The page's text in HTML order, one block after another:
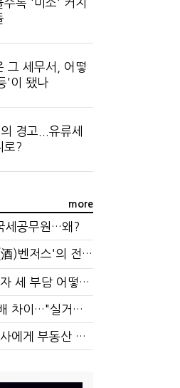
수록 '미소' 커지
그 세무서, 어떻
'이 됐나
경고...유류세
로?
more
세공무원…왜?
막걸리를 하이볼처럼?…'주(酒)벤저스'의 전통주 즐기는 법
10년 실거주도 불안…1주택자 세 부담 어떻게 달라질까
1주택자도 양도세 최대 6.3배 차이…"실거주 요건 강화하자"
"어떤 건물을 팔까요"…세무사에게 부동산 고민을 털어놓는 이유